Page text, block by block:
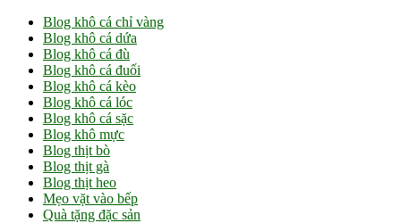
Blog khô cá chỉ vàng
Blog khô cá dứa
Blog khô cá đù
Blog khô cá đuối
Blog khô cá kèo
Blog khô cá lóc
Blog khô cá sặc
Blog khô mực
Blog thịt bò
Blog thịt gà
Blog thịt heo
Mẹo vặt vào bếp
Quà tặng đặc sản